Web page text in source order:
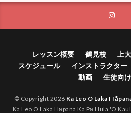
レッスン概要 鶴見校 上
スケジュール
インストラクター
動画
生徒向
© Copyright 2026 Ka Leo O Laka I
Ka Leo O Laka I Iāpana Ka Pā Hula 'O